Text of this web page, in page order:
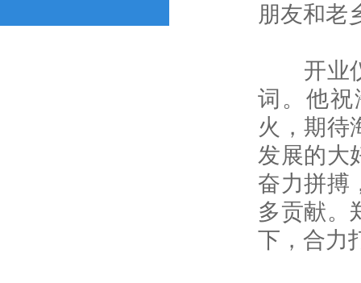
朋友和老
开业仪
词。他
火，期待
发展的大
奋力拼搏
多贡献。
下，合力